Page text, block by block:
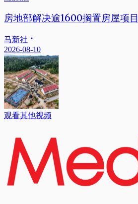
房地部解决逾1600搁置房屋项目
马新社
2026-08-10
观看其他视频